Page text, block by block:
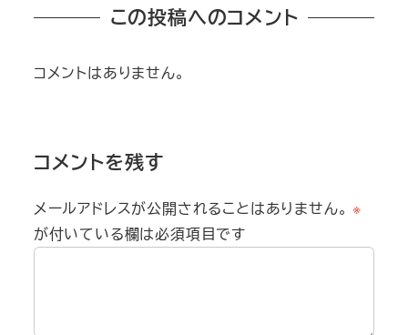
この投稿へのコメント
コメントはありません。
コメントを残す
メールアドレスが公開されることはありません。 ※
が付いている欄は必須項目です